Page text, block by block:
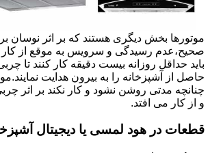
موتورها بخش دیگری هستند که بر اثر نوسان
صحیح،عدم رسیدگی و سرویس به موقع از کار
باید حداقل روزانه بیست دقیقه کار کنند تا
حاصل از آشپزخانه را به بیرون هدایت
چنانچه مدتی روشن نشود و کار نکند بر اثر
و از کار می افتد.
قطعات در هود لمسی یا دیجیتال